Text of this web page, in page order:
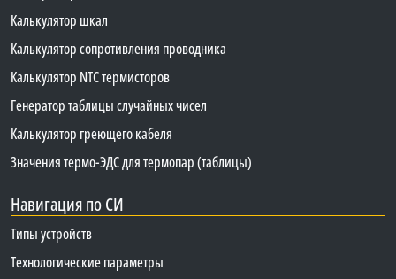
Калькулятор шкал
Калькулятор сопротивления проводника
Калькулятор NTC термисторов
Генератор таблицы случайных чисел
Калькулятор греющего кабеля
Значения термо-ЭДС для термопар (таблицы)
Навигация по СИ
Типы устройств
Технологические параметры